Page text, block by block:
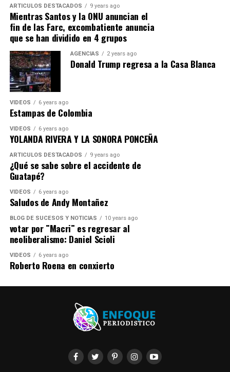
ARTICULOS DESTACADOS 9 years ago
Mientras Santos y la ONU anuncian el
fin de las Farc, excombatiente anuncia
que se han dividido en 4 grupos
AGENCIAS 2 years ago
Donald Trump regresa a la Casa Blanca
VIDEOS 6 years ago
Estampas de Colombia
VIDEOS 6 years ago
YOLANDA RIVERA Y LA SONORA PONCEÑA
ARTICULOS DESTACADOS 9 years ago
¿Qué se sabe sobre el accidente de
Guatapé?
VIDEOS 6 years ago
Saludos de Andy Montañez
BLOG DE SUCESOS Y NOTICIAS 10 years ago
votar por ¨Macri¨ es regresar al
neoliberalismo: Daniel Scioli
VIDEOS 6 years ago
Roberto Roena en conxierto